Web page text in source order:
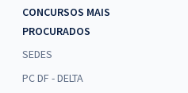
CONCURSOS MAIS
PROCURADOS
SEDES
PC DF - DELTA